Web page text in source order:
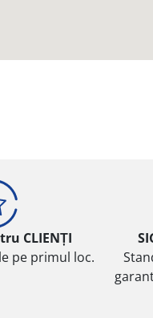
CLIENȚI
pe primul loc.